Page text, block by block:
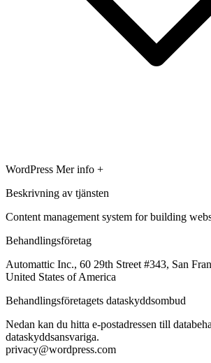
WordPress Mer info +
Beskrivning av tjänsten
Content management system for building
Behandlingsföretag
Automattic Inc., 60 29th Street #343, San
United States of America
Behandlingsföretagets dataskyddsombud
Nedan kan du hitta e-postadressen till
dataskyddsansvariga.
privacy@wordpress.com